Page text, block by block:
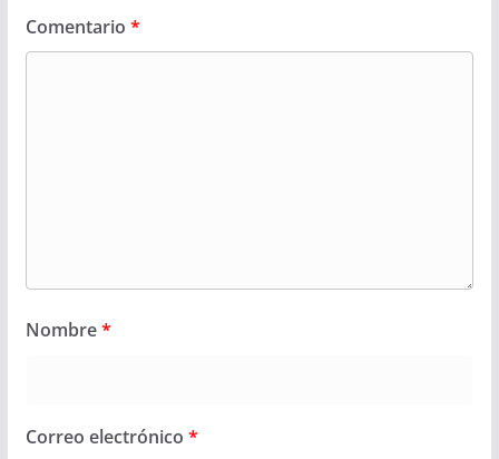
Comentario *
Nombre*
Correo electrónico *